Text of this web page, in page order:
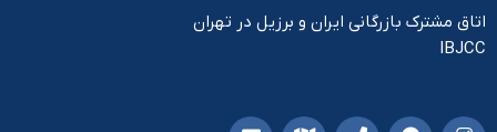
اتاق مشترک بازرگانی ایران و برزیل در تهران
IBJCC